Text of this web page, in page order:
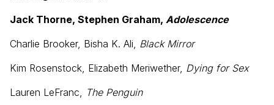
Jack Thorne, Stephen Graham, Adolescence
Charlie Brooker, Bisha K. Ali, Black Mirror
Kim Rosenstock, Elizabeth Meriwether, Dying for Sex
Lauren LeFranc, The Penguin